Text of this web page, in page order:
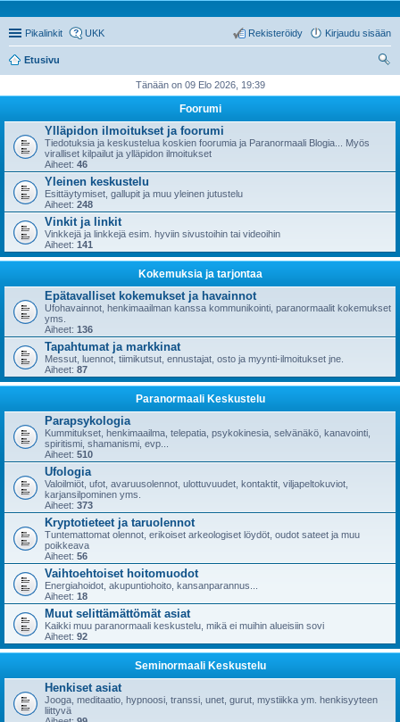
Pikalinkit UKK Kirjaudu sisään
Rekisteröidy
Etusivu
Tänään on 09 Elo 2026, 19:39
Foorumi
Ylläpidon ilmoitukset ja foorumi
Tiedotuksia ja keskustelua koskien foorumia ja Paranormaali Blogia... Myös
viralliset kilpailut ja ylläpidon ilmoitukset
Aiheet: 46
Yleinen keskustelu
Esittäytymiset, gallupit ja muu yleinen jutustelu
Aiheet: 248
Vinkit ja linkit
Vinkkejä ja linkkejä esim. hyviin sivustoihin tai videoihin
Aiheet: 141
Kokemuksia ja tarjontaa
Epätavalliset kokemukset ja havainnot
Ufohavainnot, henkimaailman kanssa kommunikointi, paranormaalit kokemukset
yms.
Aiheet: 136
Tapahtumat ja markkinat
Messut, luennot, tiimikutsut, ennustajat, osto ja myynti-ilmoitukset jne.
Aiheet: 87
Paranormaali Keskustelu
Parapsykologia
Kummitukset, henkimaailma, telepatia, psykokinesia, selvänäkö, kanavointi,
spiritismi, shamanismi, evp...
Aiheet: 510
Ufologia
Valoilmiöt, ufot, avaruusolennot, ulottuvuudet, kontaktit, viljapeltokuviot,
karjansilpominen yms.
Aiheet: 373
Kryptotieteet ja taruolennot
Tuntemattomat olennot, erikoiset arkeologiset löydöt, oudot sateet ja muu
poikkeava
Aiheet: 56
Vaihtoehtoiset hoitomuodot
Energiahoidot, akupuntiohoito, kansanparannus...
Aiheet: 18
Muut selittämättömät asiat
Kaikki muu paranormaali keskustelu, mikä ei muihin alueisiin sovi
Aiheet: 92
Seminormaali Keskustelu
Henkiset asiat
Jooga, meditaatio, hypnoosi, transsi, unet, gurut, mystiikka ym. henkisyyteen
liittyvä